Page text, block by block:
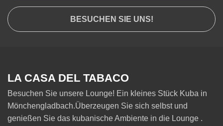
BESUCHEN SIE UNS!
LA CASA DEL TABACO
Besuchen Sie unsere Lounge! Ein kleines Stück Kuba in
Mönchengladbach.Überzeugen Sie sich selbst und
genießen Sie das kubanische Ambiente in die Lounge .